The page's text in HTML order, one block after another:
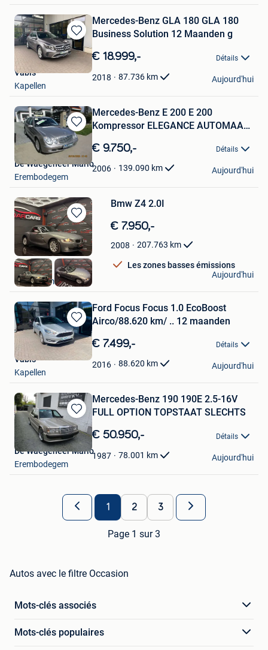
Sauvegarder
dans
Mes
Favoris
Mercedes-Benz GLA 180 GLA 180
Business Solution 12 Maanden g
€ 18.999,- Détails
2018 87.736 km
Vabis
Kapellen
Aujourd'hui
Sauvegarder
dans
Mes
Favoris
Mercedes-Benz E 200 E 200
Kompressor ELEGANCE AUTOMAAT
€ 9.750,- Détails
2006 139.090 km
De Waegeneer Mario
Erembodegem
Aujourd'hui
Sauvegarder
dans
Mes
Favoris
Bmw Z4 2.0I
€ 7.950,-
2008 207.763 km
Les zones basses émissions
Eldarcars
Desselgem
Aujourd'hui
Sauvegarder
dans
Mes
Favoris
Ford Focus Focus 1.0 EcoBoost
Airco/88.620 km/ .. 12 maanden
€ 7.499,- Détails
2016 88.620 km
Vabis
Kapellen
Aujourd'hui
Sauvegarder
dans
Mes
Favoris
Mercedes-Benz 190 190E 2.5-16V
FULL OPTION TOPSTAAT SLECHTS
€ 50.950,- Détails
1987 78.001 km
De Waegeneer Mario
Erembodegem
Aujourd'hui
1 2 3
Page 1 sur 3
Autos avec le filtre Occasion
Mots-clés associés
Mots-clés populaires